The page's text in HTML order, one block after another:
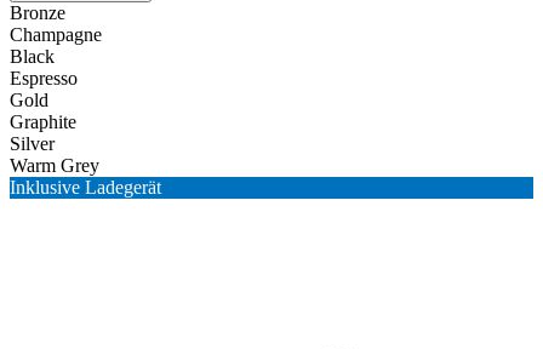
Bronze
Champagne
Black
Espresso
Gold
Graphite
Silver
Warm Grey
Inklusive Ladegerät